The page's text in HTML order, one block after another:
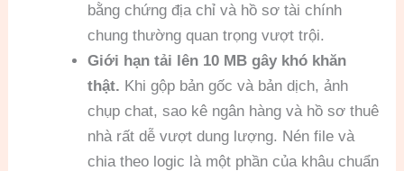
bằng chứng địa chỉ và hồ sơ tài chính
chung thường quan trọng vượt trội.
Giới hạn tải lên 10 MB gây khó khăn
thật. Khi gộp bản gốc và bản dịch, ảnh
chụp chat, sao kê ngân hàng và hồ sơ thuê
nhà rất dễ vượt dung lượng. Nén file và
chia theo logic là một phần của khâu chuẩn